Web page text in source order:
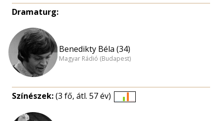
Dramaturg:
Benedikty Béla (34)
Magyar Rádió (Budapest)
Színészek:(3 fő, átl. 57 év)